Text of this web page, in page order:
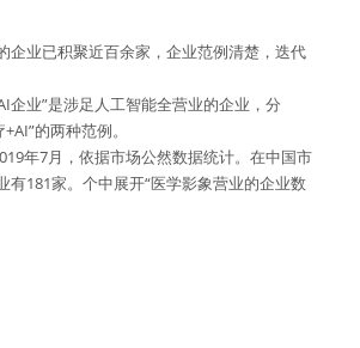
企业已积聚近百余家，企业范例清楚，迭代
企业”是涉足人工智能全营业的企业，分
的两种范例。
年7月，依据市场公然数据统计。在中国市
有181家。个中展开“医学影象营业的企业数